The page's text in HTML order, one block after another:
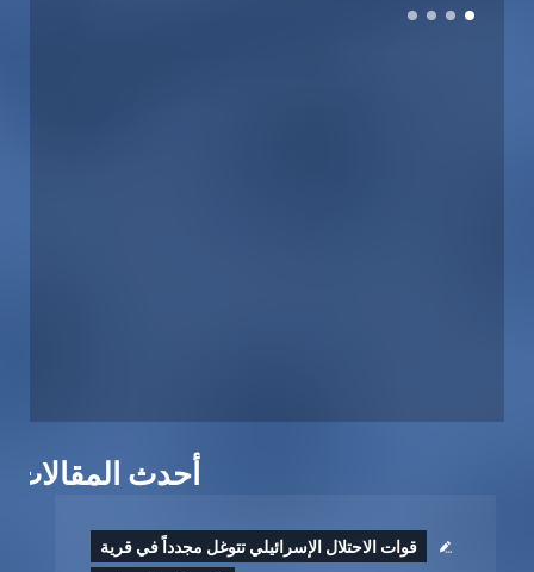
أحدث المقالات
قوات الاحتلال الإسرائيلي تتوغل مجدداً في قرية